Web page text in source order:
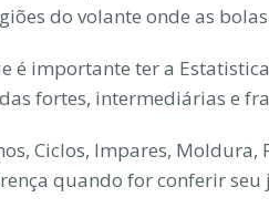
do volante onde as
é importante ter a
fortes, intermediárias e
Ciclos, Impares, Moldura,
quando for conferir